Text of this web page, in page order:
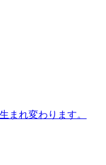
まれ変わります。